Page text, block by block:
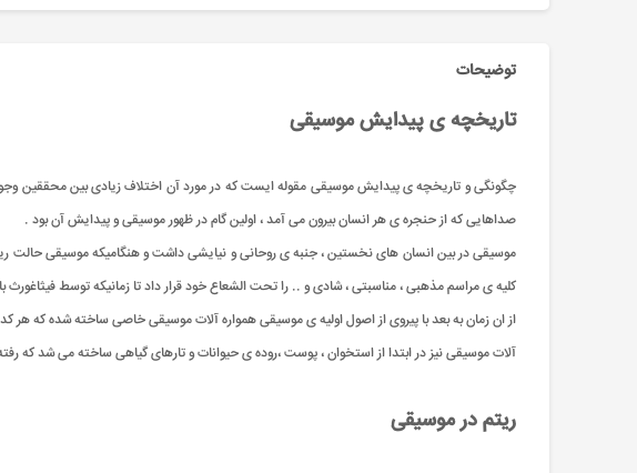
توضیحات
تاریخچه ی پیدایش موسیقی
چگونگی و تاریخچه ی پیدایش موسیقی مقوله ایست که در مورد آن اختلاف زیادی بین محققین وجود
صداهایی که از حنجره ی هر انسان بیرون می آمد ، اولین گام در ظهور موسیقی و پیدایش آن بود .
موسیقی در بین انسان های نخستین ، جنبه ی روحانی و نیایشی داشت و هنگامیکه موسیقی حالت
کلیه ی مراسم مذهبی ، مناسبتی ، شادی و .. را تحت الشعاع خود قرار داد تا زمانیکه توسط
از ان زمان به بعد با پیروی از اصول اولیه ی موسیقی همواره آلات موسیقی خاصی ساخته شده که
آلات موسیقی نیز در ابتدا از استخوان ، پوست ،روده ی حیوانات و تارهای گیاهی ساخته می شد که
ریتم در موسیقی